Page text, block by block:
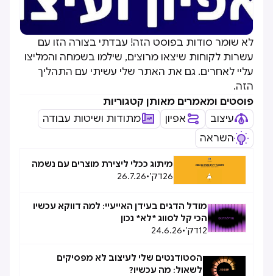
לא שומר סודות בפוסט הזה! עבדתי בצורה הזו עם
עשרות לקוחות שיצאו מרוצים, שילמו בשמחה והמליצו
עליי לאחרים. גם את האתר שלי עשיתי עם התהליך
הזה.
פוסטים ומאמרים מאותן קטגוריות
עיצוב
אפיון
מתודות ושיטות עבודה
השראה
מיתוג ככלי ליצירת מוצרים עם נשמה
26דק׳•
26.7.26
מודל הדגים בעידן האייעיי: למה דווקא עכשיו
הכי קל לסווג *לא* נכון
12דק׳•
24.6.26
הסטודנטים שלי לעיצוב לא מפסיקים
לשאול: מה עכשיו?